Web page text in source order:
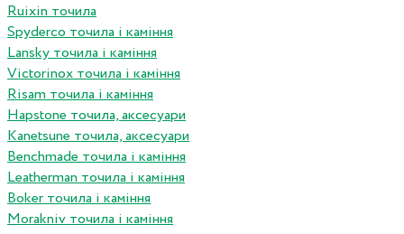
Ruixin точила
Spyderco точила і каміння
Lansky точила і каміння
Victorinox точила і каміння
Risam точила і каміння
Hapstone точила, аксесуари
Kanetsune точила, аксесуари
Benchmade точила і каміння
Leatherman точила і каміння
Boker точила і каміння
Morakniv точила і каміння